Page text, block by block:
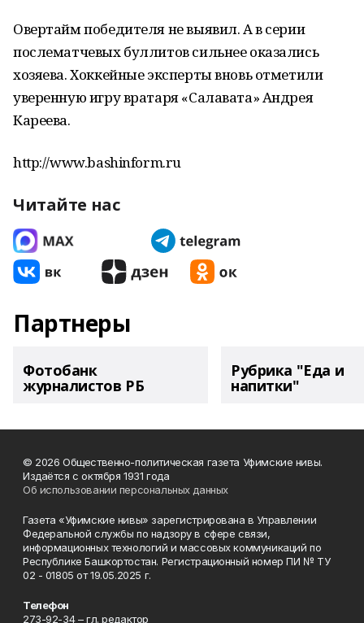
Овертайм победителя не выявил. А в серии
послематчевых буллитов сильнее оказались
хозяева. Хоккейные эксперты вновь отметили
уверенную игру вратаря «Салавата» Андрея
Кареева.
http://www.bashinform.ru
Читайте нас
Партнеры
Фотобанк
журналистов РБ
Рубрика "Еда и
напитки"
© 2026 Общественно-политическая газета Уфимские нивы.
Издаётся с октября 1931 года
Об использовании персональных данных
Газета «Уфимские нивы» зарегистрирована в Управлении
Федеральной службы по надзору в сфере связи,
информационных технологий и массовых коммуникаций по
Республике Башкортостан. Регистрационный номер ПИ № ТУ
02 - 01805 от 19.05.2025 г.
Телефон
273-92-34 – гл. редактор